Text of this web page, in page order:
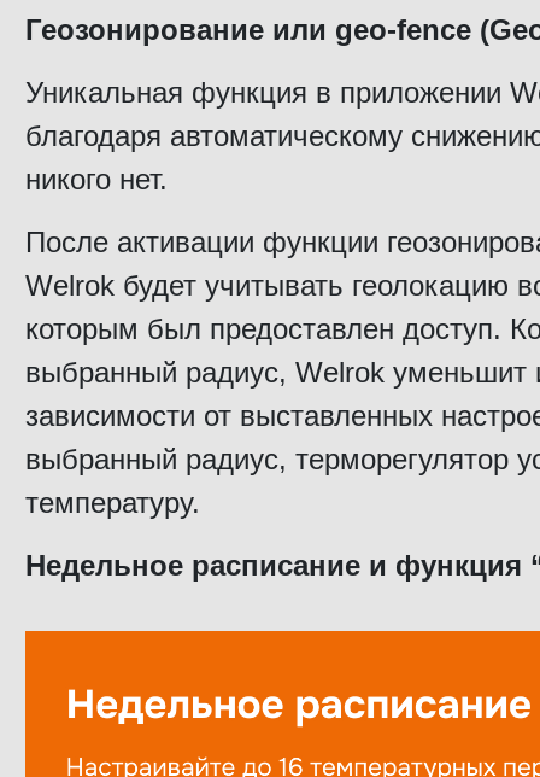
Геозонирование или geo-fence
Уникальная функция в приложении
благодаря автоматическому
никого нет.
После активации функции
Welrok будет учитывать геолокацию
которым был предоставлен доступ.
выбранный радиус, Welrok уменьшит
зависимости от выставленных
выбранный радиус, терморегулятор
температуру.
Недельное расписание и функция